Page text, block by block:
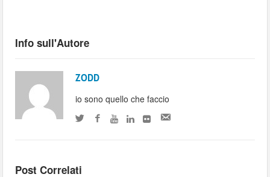
Info sull'Autore
ZODD
io sono quello che faccio
Post Correlati